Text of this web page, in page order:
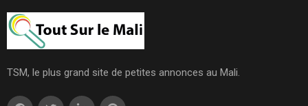
TSM, le plus grand site de petites annonces au Mali.